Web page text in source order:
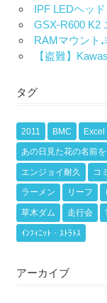
IPF LEDヘッ
GSX-R600 K2
RAMマウント
【盗難】
タグ
2011 BMC Excel
あの日見た花の名前
エンジョイ耐久 コ
ラーメン リーフ
草木ダム 走行会
ｲﾝﾌｨﾆｯﾄ・ｽﾄﾗﾄｽ
アーカイブ